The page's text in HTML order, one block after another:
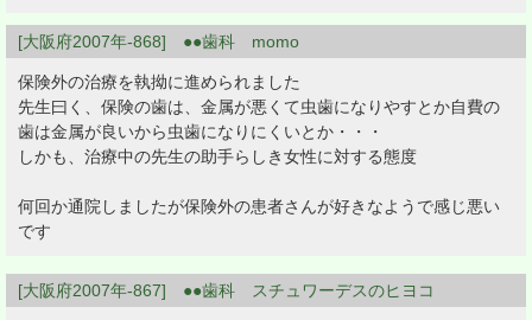
[大阪府2007年-868] ●●歯科 momo
保険外の治療を執拗に進められました
先生曰く、保険の歯は、金属が悪くて虫歯になりやすとか自費の
歯は金属が良いから虫歯になりにくいとか・・・
しかも、治療中の先生の助手らしき女性に対する態度
何回か通院しましたが保険外の患者さんが好きなようで感じ悪い
です
[大阪府2007年-867] ●●歯科 スチュワーデスのヒヨコ